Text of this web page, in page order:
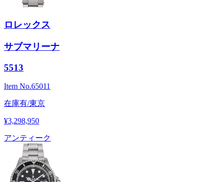
ロレックス
サブマリーナ
5513
Item No.65011
在庫有/東京
¥3,298,950
アンティーク